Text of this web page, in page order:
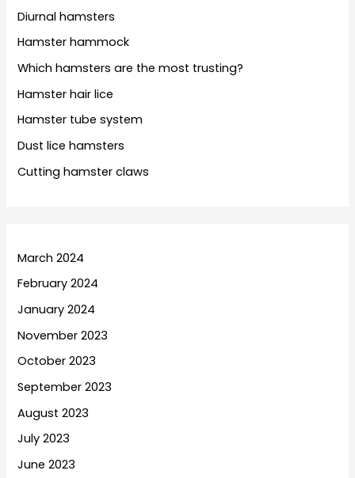
Diurnal hamsters
Hamster hammock
Which hamsters are the most trusting?
Hamster hair lice
Hamster tube system
Dust lice hamsters
Cutting hamster claws
March 2024
February 2024
January 2024
November 2023
October 2023
September 2023
August 2023
July 2023
June 2023